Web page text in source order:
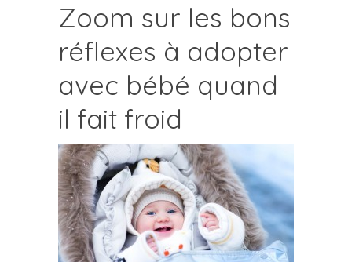
Zoom sur les bons
réflexes à adopter
avec bébé quand
il fait froid